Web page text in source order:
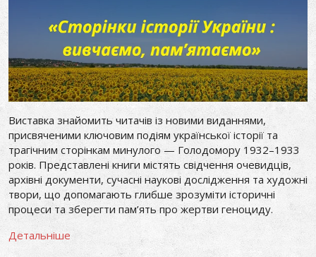
Виставка знайомить читачів із новими виданнями,
присвяченими ключовим подіям української історії та
трагічним сторінкам минулого — Голодомору 1932–1933
років. Представлені книги містять свідчення очевидців,
архівні документи, сучасні наукові дослідження та художні
твори, що допомагають глибше зрозуміти історичні
процеси та зберегти пам’ять про жертви геноциду.
Детальніше